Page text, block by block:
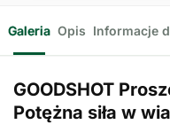
Galeria Opis Informacje
GOODSHOT
Potężna siła w